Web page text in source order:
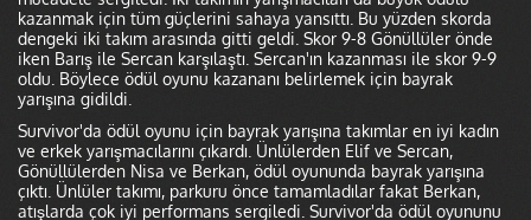
kazanmak için tüm güçlerini sahaya yansıttı. Bu yüzden skorda
dengeki iki takım arasında gitti geldi. Skor 9-8 Gönüllüler önde
iken Barış ile Sercan karşılaştı. Sercan'ın kazanması ile skor 9-9
oldu. Böylece ödül oyunu kazananı belirlemek için bayrak
yarışına gidildi.
Survivor'da ödül oyunu için bayrak yarışına takımlar en iyi kadın
ve erkek yarışmacılarını çıkardı. Ünlülerden Elif ve Sercan,
Gönüllülerden Nisa ve Berkan, ödül oyununda bayrak yarışına
çıktı. Ünlüler takımı, parkuru önce tamamladılar fakat Berkan,
atışlarda çok iyi performans sergiledi. Survivor'da ödül oyununu